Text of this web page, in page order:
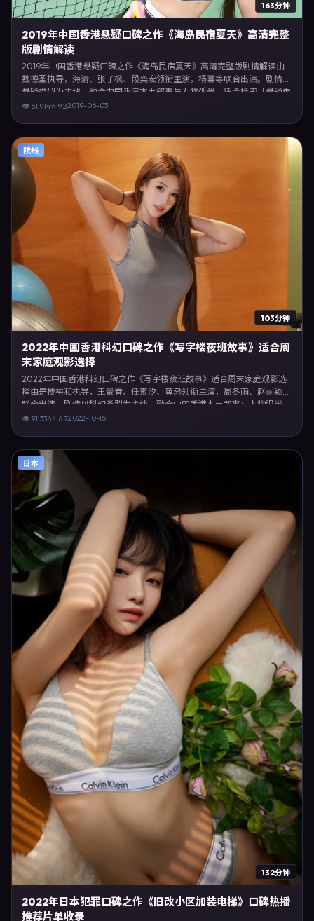
163分钟
2019年中国香港悬疑口碑之作《海岛民宿夏天》高清完整
版剧情解读
2019年中国香港悬疑口碑之作《海岛民宿夏天》高清完整版剧情解读由
魏德圣执导，海清、张子枫、段奕宏领衔主演，杨幂等联合出演。剧情以
悬疑类型为主线，融合中国香港本土叙事与人物弧光，适合检索「悬疑电
影 中国香港 魏德圣 海清」等关键词的观众。2019年6月3日于中国香港主
👁 51,914⭐ 9.22019-06-03
院线
103分钟
2022年中国香港科幻口碑之作《写字楼夜班故事》适合周
末家庭观影选择
2022年中国香港科幻口碑之作《写字楼夜班故事》适合周末家庭观影选
择由是枝裕和执导，王景春、任素汐、黄渤领衔主演，周冬雨、赵丽颖等
联合出演。剧情以科幻类型为主线，融合中国香港本土叙事与人物弧光，
适合检索「科幻电影 中国香港 是枝裕和 王景春」等关键词的观众。
荐、影评长文与专题策划的引用素材。
👁 91,336⭐ 6.72022-10-15
日本
132分钟
2022年日本犯罪口碑之作《旧改小区加装电梯》口碑热播
推荐片单收录